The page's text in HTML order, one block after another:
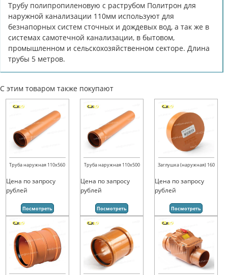
Трубу полипропиленовую с раструбом Политрон для
наружной канализации 110мм используют для
безнапорных систем сточных и дождевых вод, а так же в
системах самотечной канализации, в бытовом,
промышленном и сельскохозяйственном секторе. Длина
трубы 5 метров.
С этим товаром также покупают
Труба наружная 110х560
Цена по запросу
рублей
Посмотреть
Труба наружная 110х500
Цена по запросу
рублей
Посмотреть
Заглушка (наружная) 160
Цена по запросу
рублей
Посмотреть